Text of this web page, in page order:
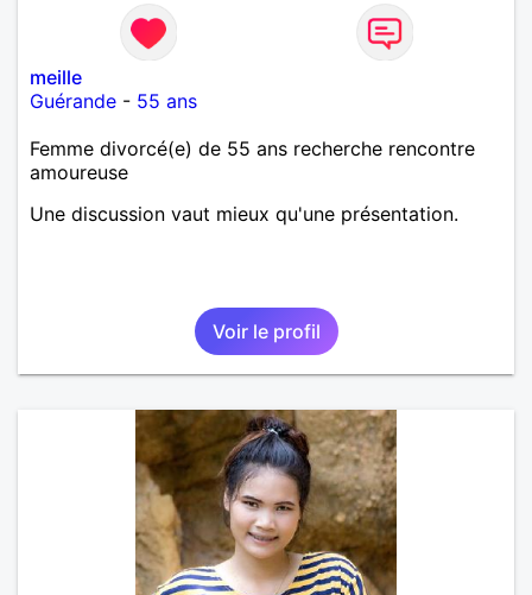
meille
Guérande - 55 ans
Femme divorcé(e) de 55 ans recherche rencontre
amoureuse
Une discussion vaut mieux qu'une présentation.
Voir le profil